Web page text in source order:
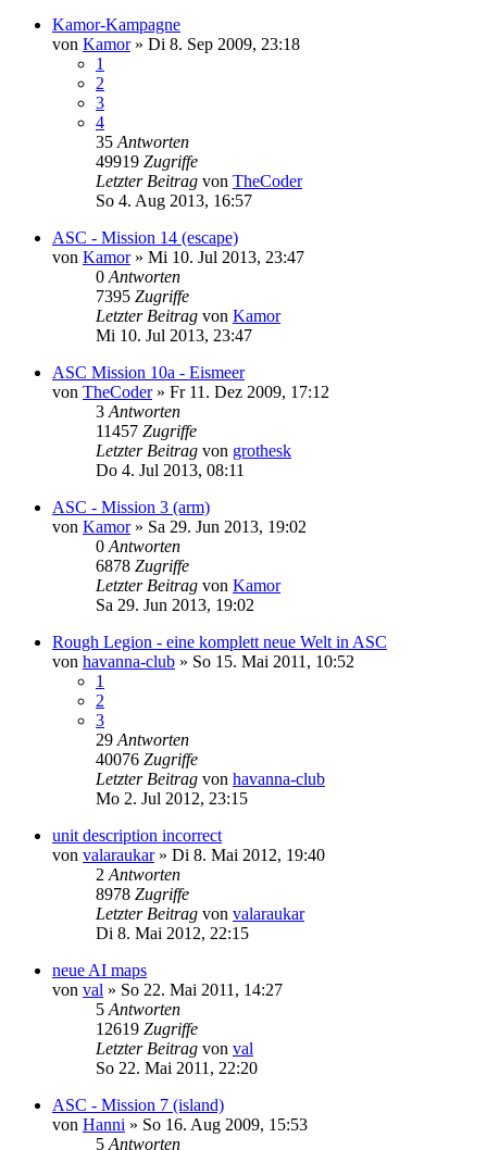
Kamor-Kampagne
von Kamor» Di 8. Sep 2009, 23:18
1
2
3
4
35 Antworten
49919 Zugriffe
Letzter Beitrag von TheCoder
So 4. Aug 2013, 16:57
ASC - Mission 14 (escape)
von Kamor» Mi 10. Jul 2013, 23:47
0 Antworten
7395 Zugriffe
Letzter Beitrag von Kamor
Mi 10. Jul 2013, 23:47
ASC Mission 10a - Eismeer
von TheCoder» Fr 11. Dez 2009, 17:12
3 Antworten
11457 Zugriffe
Letzter Beitrag von grothesk
Do 4. Jul 2013, 08:11
ASC - Mission 3 (arm)
von Kamor» Sa 29. Jun 2013, 19:02
0 Antworten
6878 Zugriffe
Letzter Beitrag von Kamor
Sa 29. Jun 2013, 19:02
Rough Legion - eine komplett neue Welt in ASC
von havanna-club » So 15. Mai 2011, 10:52
1
2
3
29 Antworten
40076 Zugriffe
Letzter Beitrag von havanna-club
Mo 2. Jul 2012, 23:15
unit description incorrect
von valaraukar» Di 8. Mai 2012, 19:40
2 Antworten
8978 Zugriffe
Letzter Beitrag von valaraukar
Di 8. Mai 2012, 22:15
neue AI maps
von val » So 22. Mai 2011, 14:27
5 Antworten
12619 Zugriffe
Letzter Beitrag von val
So 22. Mai 2011, 22:20
ASC - Mission 7 (island)
von Hanni » So 16. Aug 2009, 15:53
5 Antworten